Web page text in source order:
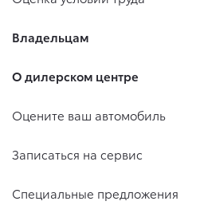
Владельцам
О дилерском центре
Оцените ваш автомобиль
Записаться на сервис
Специальные предложения